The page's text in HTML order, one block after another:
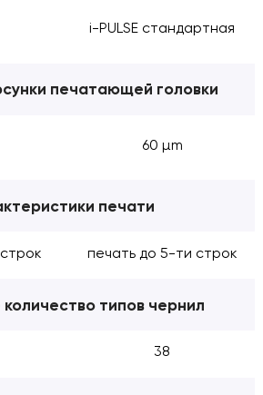
i-PULSE стандартная
печатающей головки
60 µm
печати
печать до 5-ти строк
типов чернил
38